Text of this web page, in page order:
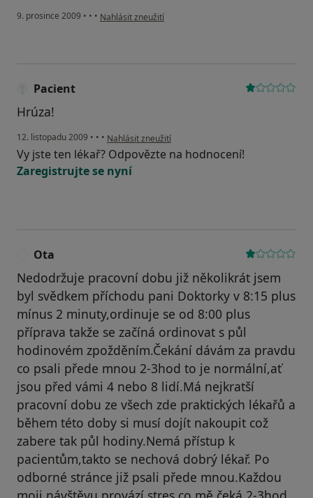
9. prosince 2009 • • • podle názoru uživatele Váš účet byl odstraněn
Nahlásit zneužití
Pacient
Hrúza!
12. listopadu 2009 • • • podle názoru uživatele Pacient
Nahlásit zneužití
Vy jste ten lékař? Odpovězte na hodnocení!
Zaregistrujte se nyní
Ota
Nedodržuje pracovní dobu již několikrát jsem
byl svědkem příchodu pani Doktorky v 8:15 plus
mínus 2 minuty,ordinuje se od 8:00 plus
příprava takže se začíná ordinovat s půl
hodinovém zpožděním.Čekání dávám za pravdu
co psali přede mnou 2-3hod to je normální,ať
jsou před vámi 4 nebo 8 lidí.Má nejkratší
pracovní dobu ze všech zde praktických lékařů a
během této doby si musí dojít nakoupit což
zabere tak půl hodiny.Nemá přístup k
pacientům,takto se nechová dobrý lékař. Po
odborné stránce již psali přede mnou.Každou